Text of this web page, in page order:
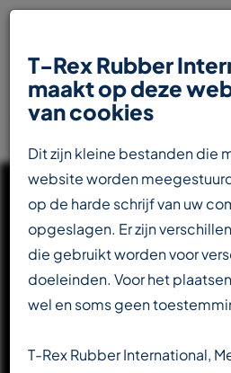
UW
PARTNER IN
T-Rex Rubber
maakt op deze
van cookies
Dit zijn kleine bestanden die
website worden
op de harde schrijf van uw
opgeslagen. Er zijn
die gebruikt worden voor
doeleinden. Voor het
wel en soms geen
T-Rex Rubber International,